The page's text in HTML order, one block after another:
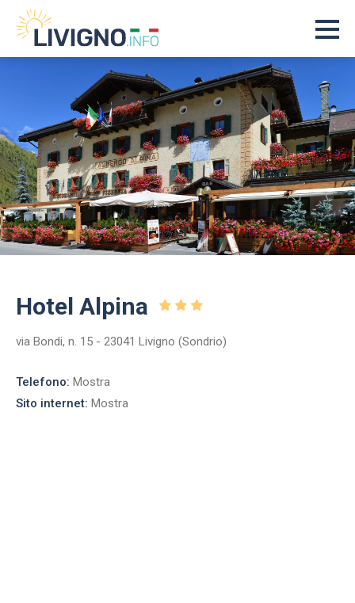
Hotel Alpina
via Bondi, n. 15 - 23041 Livigno (Sondrio)
Telefono: Mostra
Sito internet: Mostra